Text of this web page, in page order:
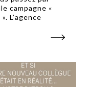
campagne «
L’agence